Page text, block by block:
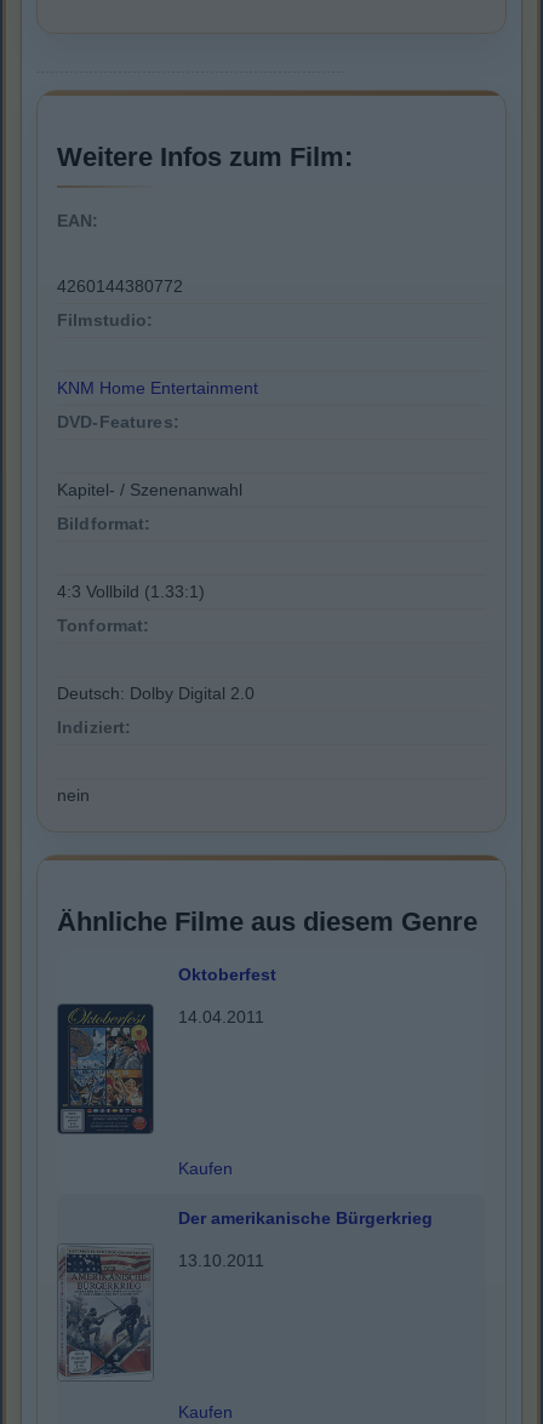
Weitere Infos zum Film:
EAN:
4260144380772
Filmstudio:
KNM Home Entertainment
DVD-Features:
Kapitel- / Szenenanwahl
Bildformat:
4:3 Vollbild (1.33:1)
Tonformat:
Deutsch: Dolby Digital 2.0
Indiziert:
nein
Ähnliche Filme aus diesem Genre
Oktoberfest
14.04.2011
Kaufen
Der amerikanische Bürgerkrieg
13.10.2011
Kaufen